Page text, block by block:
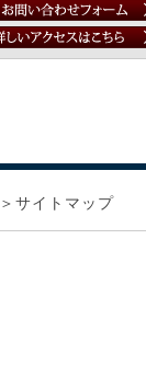
サイトマップ